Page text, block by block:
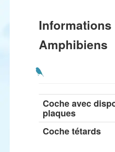
Amphibiens
Coche avec
plaques
Coche tétards